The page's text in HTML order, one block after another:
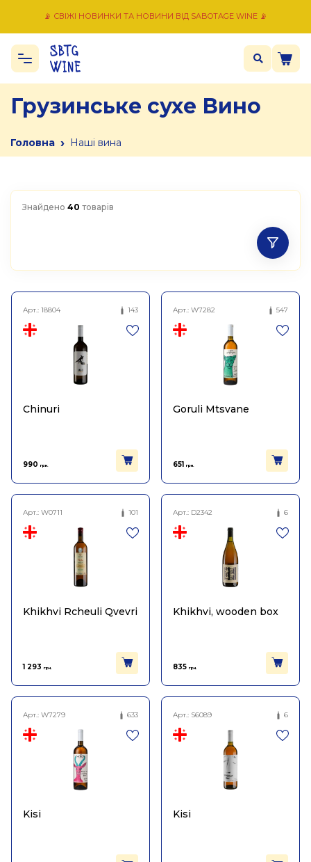
📡 СВІЖІ НОВИНКИ ТА НОВИНИ ВІД SABOTAGE WINE 📡
Грузинське сухе Вино
Головна › Наші вина
Знайдено 40 товарів
Арт.: 18804 143
Chinuri
990 грн.
Арт.: W7282 547
Goruli Mtsvane
651 грн.
Арт.: W0711 101
Khikhvi Rcheuli Qvevri
1 293 грн.
Арт.: D2342 6
Khikhvi, wooden box
835 грн.
Арт.: W7279 633
Kisi
Арт.: S6089 6
Kisi